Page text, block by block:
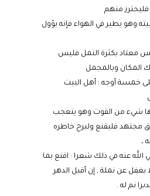
منهم
وهو يطير في الهواء فإنه يؤول
معتاد بكثرة النمل فليس
المكان وبالمجمل
خمسة أوجه : أهل البيت
شيء من القوت وهو يتعجب
مجتهد فليقنع وليرح خاطره
،
الله عنه في ذلك شعرا : اقنع بما
يغفل عن نملة , إن أقبل الدهر
نم له .